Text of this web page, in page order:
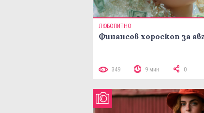
ЛЮБОПИТНО
Финансов хороскоп за
349 9 мин 0